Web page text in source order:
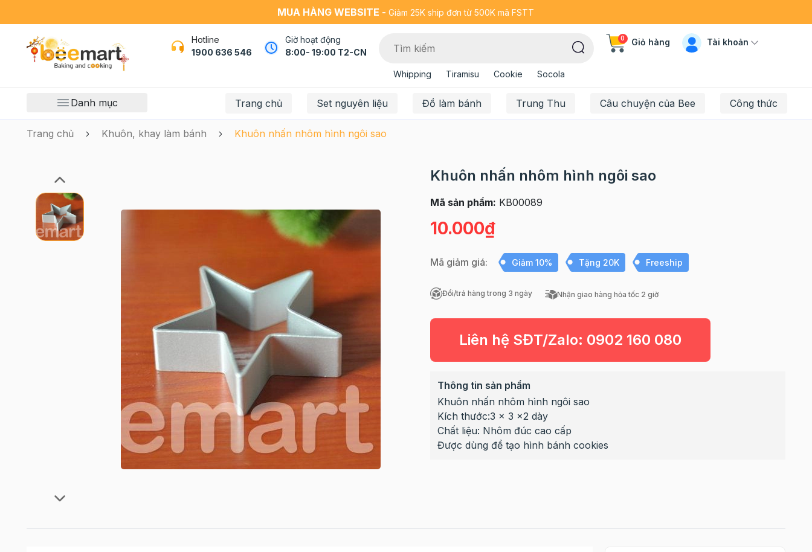
MUA HÀNG WEBSITE - Giảm 25K ship đơn từ 500K mã FSTT
Hotline
1900 636 546
Giờ hoạt động
8:00- 19:00 T2-CN
Whipping Tiramisu Cookie Socola
0 Giỏ hàng Tài khoản
Danh mục Trang chủ Set nguyên liệu Đồ làm bánh Trung Thu Câu chuyện của Bee Công thức
Trang chủ Khuôn, khay làm bánh Khuôn nhấn nhôm hình ngôi sao
Khuôn nhấn nhôm hình ngôi sao
Mã sản phẩm: KB00089
10.000₫
Mã giảm giá: Giảm 10% Tặng 20K Freeship
Đổi/trả hàng trong 3 ngày Nhận giao hàng hỏa tốc 2 giờ
Liên hệ SĐT/Zalo: 0902 160 080
Thông tin sản phẩm
Khuôn nhấn nhôm hình ngôi sao
Kích thước:3 x 3 x2 dày
Chất liệu: Nhôm đúc cao cấp
Được dùng để tạo hình bánh cookies